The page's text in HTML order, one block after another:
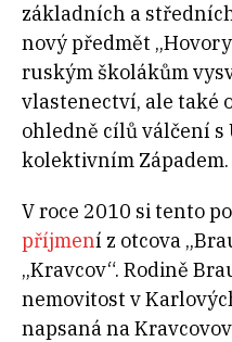
základních a
nový předmět
ruským školákům
vlastenectví, ale také
ohledně cílů válčení
kolektivním Západem.
V roce 2010 si tento
příjmení z otcova
„Kravcov“. Rodině
nemovitost v
napsaná na